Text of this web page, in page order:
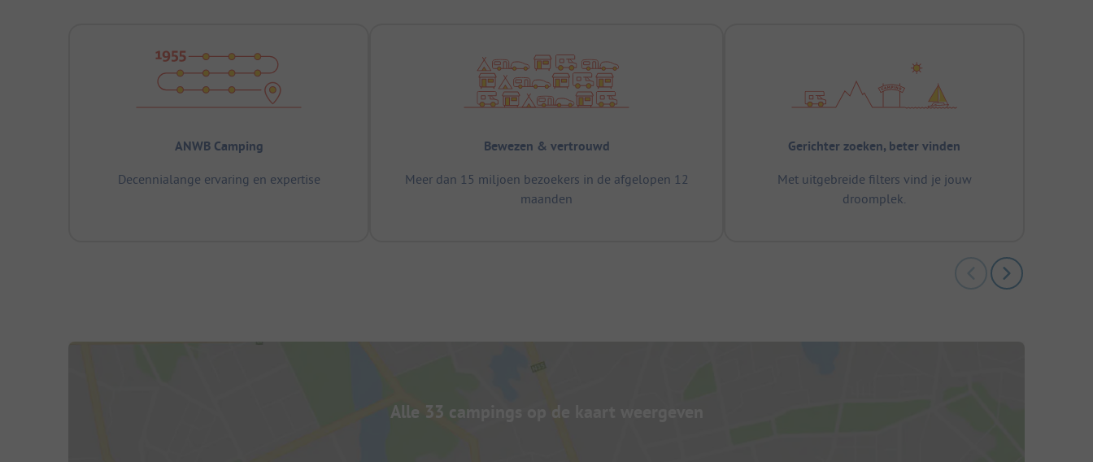
ANWB Camping
Decennialange ervaring en expertise
Bewezen & vertrouwd
Meer dan 15 miljoen bezoekers in de afgelopen 12
maanden
Gerichter zoeken, beter vinden
Met uitgebreide filters vind je jouw
droomplek.
Alle 33 campings op de kaart weergeven